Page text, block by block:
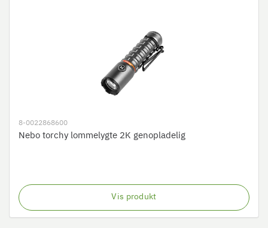
8-0022868600
Nebo torchy lommelygte 2K genopladelig
Vis produkt